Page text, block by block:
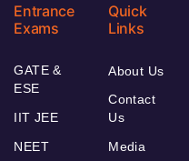
Entrance
Exams
GATE &
ESE
IIT JEE
NEET
Quick
Links
About Us
Contact
Us
Media